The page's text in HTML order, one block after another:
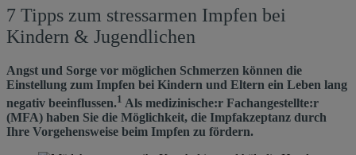
7
Tipps
stressarmen
Impfen
bei
Kindern
7 Tipps zum stressarmen Impfen bei
Kindern & Jugendlichen
Angst und Sorge vor möglichen Schmerzen können die
Einstellung zum Impfen bei Kindern und Eltern ein Leben lang
negativ beeinflussen.1 Als medizinische:r Fachangestellte:r
(MFA) haben Sie die Möglichkeit, die Impfakzeptanz durch
Ihre Vorgehensweise beim Impfen zu fördern.